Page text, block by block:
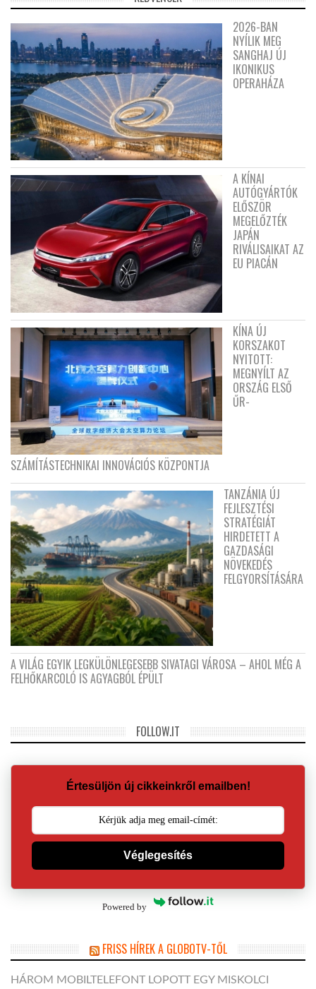
2026-BAN
NYÍLIK MEG
SANGHAJ ÚJ
IKONIKUS
OPERAHÁZA
A KÍNAI
AUTÓGYÁRTÓK
ELŐSZÖR
MEGELŐZTÉK
JAPÁN
RIVÁLISAIKAT AZ
EU PIACÁN
KÍNA ÚJ
KORSZAKOT
NYITOTT:
MEGNYÍLT AZ
ORSZÁG ELSŐ
ŰR-
SZÁMÍTÁSTECHNIKAI INNOVÁCIÓS KÖZPONTJA
TANZÁNIA ÚJ
FEJLESZTÉSI
STRATÉGIÁT
HIRDETETT A
GAZDASÁGI
NÖVEKEDÉS
FELGYORSÍTÁSÁRA
A VILÁG EGYIK LEGKÜLÖNLEGESEBB SIVATAGI VÁROSA – AHOL MÉG A
FELHŐKARCOLÓ IS AGYAGBÓL ÉPÜLT
FOLLOW.IT
Értesüljön új cikkeinkről emailben!
Véglegesítés
Powered by
FRISS HÍREK A GLOBOTV-TŐL
HÁROM MOBILTELEFONT LOPOTT EGY MISKOLCI